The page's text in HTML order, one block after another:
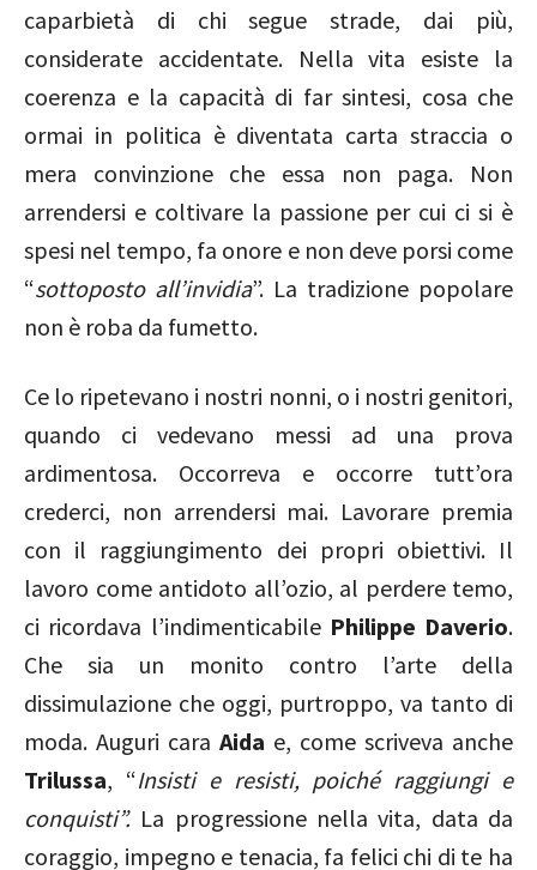
caparbietà di chi segue strade, dai più,
considerate accidentate. Nella vita esiste la
coerenza e la capacità di far sintesi, cosa che
ormai in politica è diventata carta straccia o
mera convinzione che essa non paga. Non
arrendersi e coltivare la passione per cui ci si è
spesi nel tempo, fa onore e non deve porsi come
“sottoposto all’invidia”. La tradizione popolare
non è roba da fumetto.
Ce lo ripetevano i nostri nonni, o i nostri genitori,
quando ci vedevano messi ad una prova
ardimentosa. Occorreva e occorre tutt’ora
crederci, non arrendersi mai. Lavorare premia
con il raggiungimento dei propri obiettivi. Il
lavoro come antidoto all’ozio, al perdere temo,
ci ricordava l’indimenticabile Philippe Daverio.
Che sia un monito contro l’arte della
dissimulazione che oggi, purtroppo, va tanto di
moda. Auguri cara Aida e, come scriveva anche
Trilussa, “Insisti e resisti, poiché raggiungi e
conquisti”. La progressione nella vita, data da
coraggio, impegno e tenacia, fa felici chi di te ha